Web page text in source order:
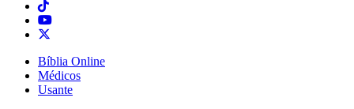
Bíblia Online
Médicos
Usante